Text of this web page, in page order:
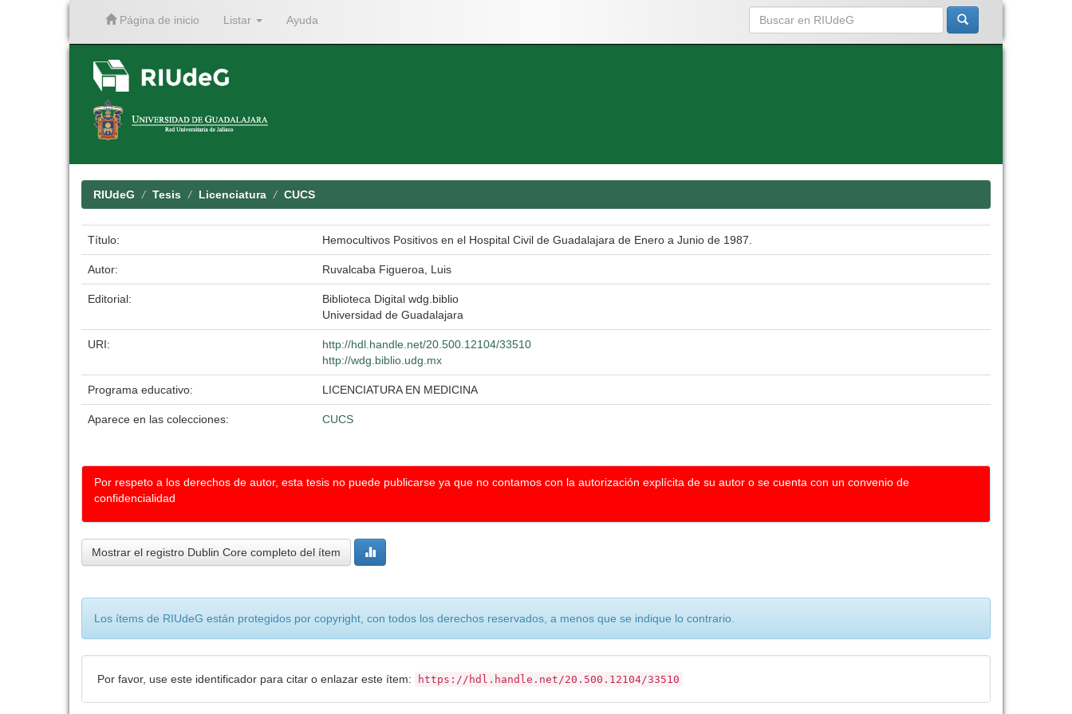
Página de inicio Listar Ayuda
RIUdeG Tesis Licenciatura CUCS
Título: Hemocultivos Positivos en el Hospital Civil de Guadalajara de Enero a Junio de 1987.
Autor: Ruvalcaba Figueroa, Luis
Editorial:
Biblioteca Digital wdg.biblio
Universidad de Guadalajara
URI:
http://hdl.handle.net/20.500.12104/33510
http://wdg.biblio.udg.mx
Programa educativo: LICENCIATURA EN MEDICINA
Aparece en las colecciones: CUCS
Por respeto a los derechos de autor, esta tesis no puede publicarse ya que no contamos con la autorización explícita de su autor o se cuenta con un convenio de
confidencialidad
Mostrar el registro Dublin Core completo del ítem
Los ítems de RIUdeG están protegidos por copyright, con todos los derechos reservados, a menos que se indique lo contrario.
Por favor, use este identificador para citar o enlazar este ítem: https://hdl.handle.net/20.500.12104/33510